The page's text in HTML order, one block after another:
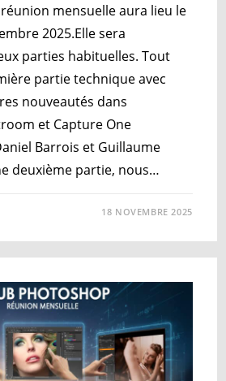
mensuelle aura lieu le
2025.Elle sera
parties habituelles. Tout
partie technique avec
nouveautés dans
et Capture One
Barrois et Guillaume
deuxième partie, nous…
18 NOVEMBRE 2025